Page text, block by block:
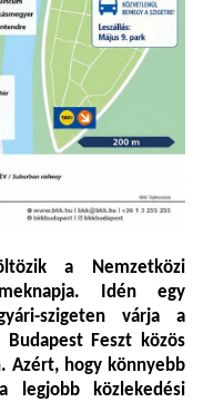
a Nemzetközi
Idén egy
szigeten várja a
Feszt közös
Azért, hogy könnyebb
legjobb közlekedési